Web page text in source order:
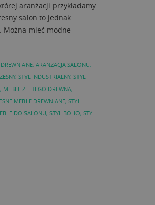
aranżacji przykładamy
salon to jednak
Można mieć modne
, ARANŻACJA SALONU,
, STYL INDUSTRIALNY, STYL
, MEBLE Z LITEGO DREWNA,
MEBLE DREWNIANE, STYL
DO SALONU, STYL BOHO, STYL